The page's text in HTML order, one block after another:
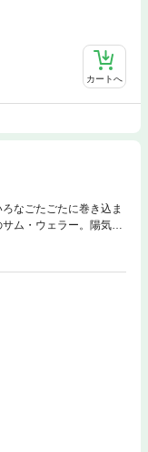
カートへ
なごたごたに巻き込ま
ム・ウェラー。陽気な
え、ピクウィック氏を
ドン・キホーテ』が思
めに善良な人間」のタ
クウィックをあげてい